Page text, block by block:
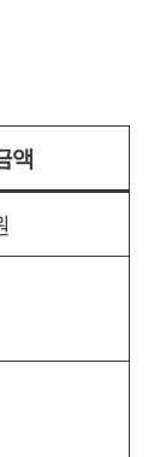
액